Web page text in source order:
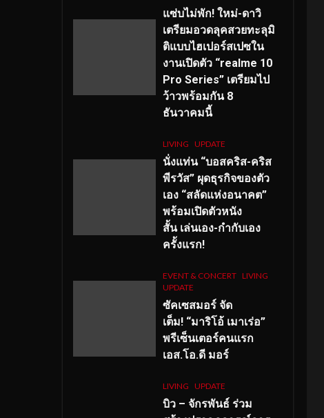
แซ่บไม่พัก! ใหม่-ดาวิ
เตรียมอวดลุคสวยทะลุมิ
ติแบบไฮเปอร์สเปซใน
งานเปิดตัว “realme 10
Pro Series” เตรียมไป
ว้าวพร้อมกัน 8
ธันวาคมนี้
LIVING UPDATE
นั่งแท่น “บอสคริส-คริส
พีรวัส” ผุดธุรกิจของตัว
เอง “สลัดแห่งอนาคต”
พร้อมเปิดตัวหนัง
สั้น เล่นเอง-กำกับเอง
ครั้งแรก!
EVENT & CONCERT LIVING
UPDATE
ซัคเซสมอร์ จัด
เต็ม! “มาริโอ้ เมาเร่อ”
พรีเซ็นเตอร์คนแรก
เอส.โอ.ดี มอร์
LIVING UPDATE
บิว – จักรพันธ์ ร่วม